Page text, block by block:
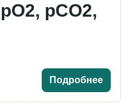
pCO2,
Подробнее